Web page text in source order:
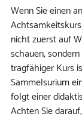
Wenn Sie einen
nicht zuerst auf
schauen,
tragfähiger Kurs
Sammelsurium
folgt einer
Achten Sie